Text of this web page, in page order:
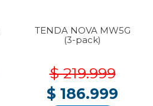
TENDA NOVA MW5G
(3-pack)
$ 219.999
$ 186.999